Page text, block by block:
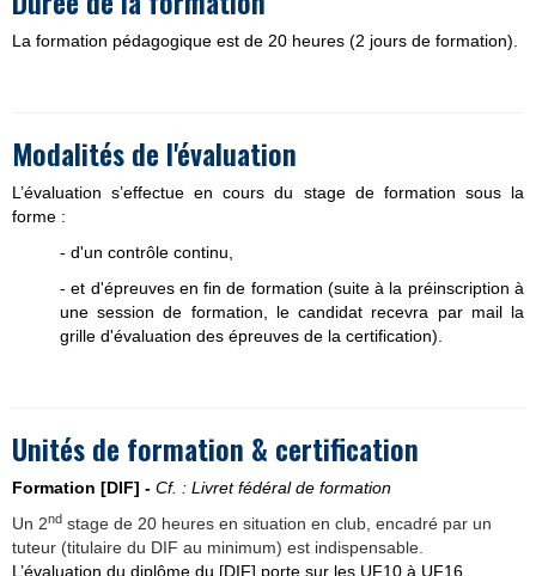
La formation pédagogique est de 20 heures (2 jours de formation).
Modalités de l'évaluation
L’évaluation s’effectue en cours du stage de formation sous la
forme :
- d'un contrôle continu,
- et d'épreuves en fin de formation (suite à la préinscription à
une session de formation, le candidat recevra par mail la
grille d'évaluation des épreuves de la certification).
Unités de formation & certification
Formation [DIF] - Cf. : Livret fédéral de formation
Un 2nd stage de 20 heures en situation en club, encadré par un
tuteur (titulaire du DIF au minimum) est indispensable.
L’évaluation du diplôme du [DIF] porte sur les UF10 à UF16.